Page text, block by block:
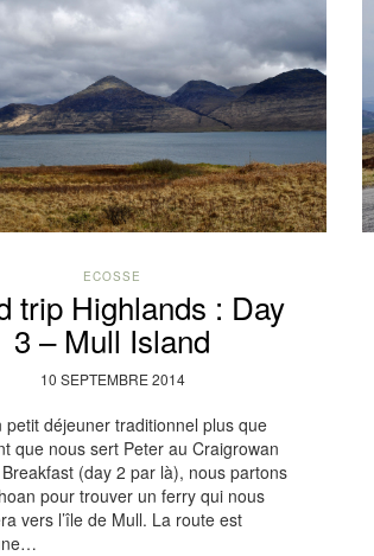
ECOSSE
trip Highlands : Day
3 – Mull Island
10 SEPTEMBRE 2014
petit déjeuner traditionnel plus que
que nous sert Peter au Craigrowan
(day 2 par là), nous partons
pour trouver un ferry qui nous
vers l’île de Mull. La route est